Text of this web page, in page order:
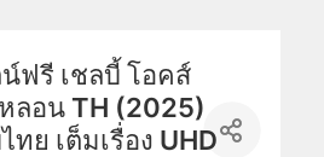
ฟรี เชลบี้ โอคส์
ลอน TH (2025)
ย เต็มเรื่อง UHD